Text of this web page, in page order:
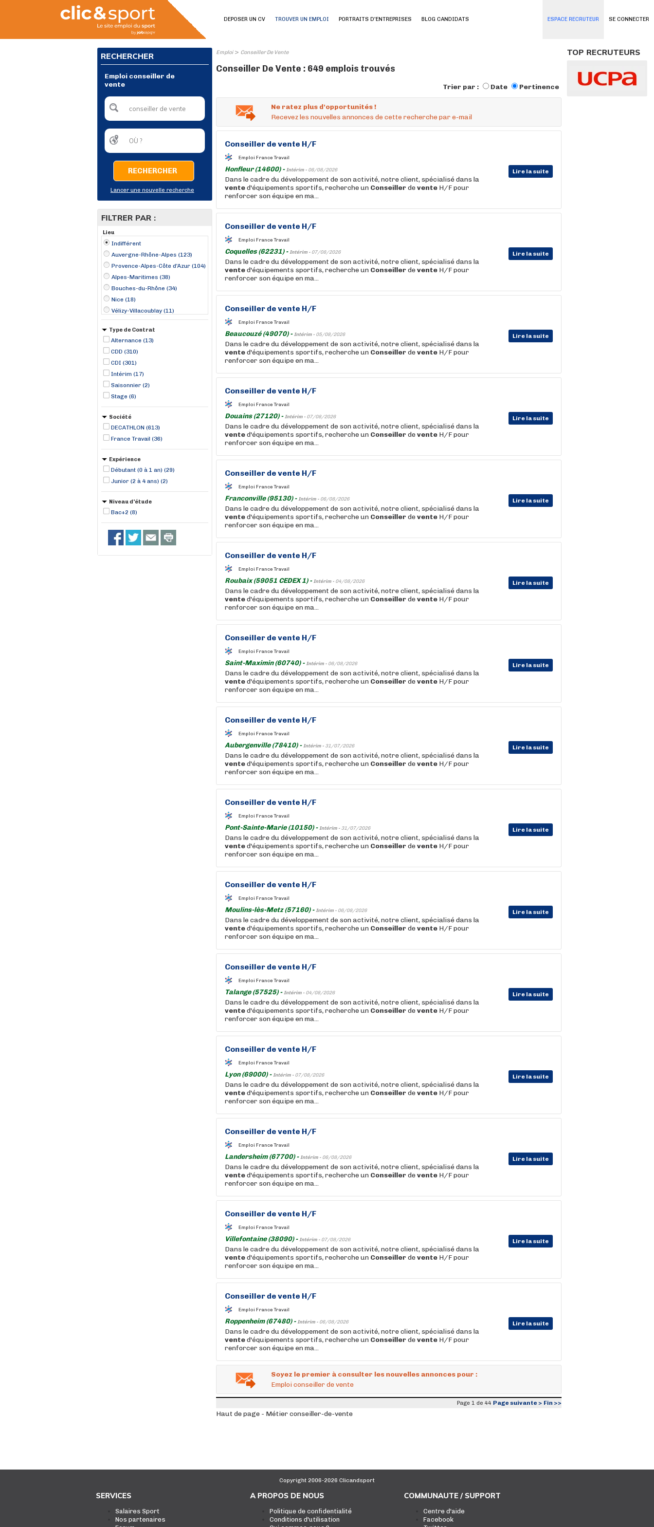
SE CONNECTER
DEPOSER UN CV TROUVER UN EMPLOI PORTRAITS D'ENTREPRISES BLOG CANDIDATS ESPACE RECRUTEUR
RECHERCHER
Emploi conseiller de
vente
RECHERCHER
Lancer une nouvelle recherche
FILTRER PAR :
Lieu
Indifférent
Auvergne-Rhône-Alpes (123)
Provence-Alpes-Côte d'Azur (104)
Alpes-Maritimes (38)
Bouches-du-Rhône (34)
Nice (18)
Vélizy-Villacoublay (11)
Antibes (10)
Montélimar (10)
Mandelieu-La Napoule (9)
Bron (8)
Herblay (8)
Le Pontet (8)
Publier (8)
Puilboreau (8)
Type de Contrat
Alternance (13)
CDD (310)
CDI (301)
Intérim (17)
Saisonnier (2)
Stage (6)
Société
DECATHLON (613)
France Travail (36)
Expérience
Débutant (0 à 1 an) (29)
Junior (2 à 4 ans) (2)
Niveau d'étude
Bac+2 (8)
Emploi> Conseiller De Vente
Conseiller De Vente : 649 emplois trouvés
Trier par : Date Pertinence
Ne ratez plus d'opportunités !
Recevez les nouvelles annonces de cette recherche par e-mail
Conseiller de vente H/F
Emploi France Travail
Honfleur (14600) -Intérim - 06/08/2026 Lire la suite
Dans le cadre du développement de son activité, notre client, spécialisé dans la
vented'équipements sportifs, recherche un Conseiller devente H/F pour
renforcer son équipe en ma...
Conseiller de vente H/F
Emploi France Travail
Coquelles (62231) -Intérim - 07/08/2026 Lire la suite
Dans le cadre du développement de son activité, notre client, spécialisé dans la
vented'équipements sportifs, recherche un Conseiller devente H/F pour
renforcer son équipe en ma...
Conseiller de vente H/F
Emploi France Travail
Beaucouzé (49070) -Intérim - 05/08/2026 Lire la suite
Dans le cadre du développement de son activité, notre client, spécialisé dans la
vented'équipements sportifs, recherche un Conseiller devente H/F pour
renforcer son équipe en ma...
Conseiller de vente H/F
Emploi France Travail
Douains (27120) -Intérim - 07/08/2026 Lire la suite
Dans le cadre du développement de son activité, notre client, spécialisé dans la
vented'équipements sportifs, recherche un Conseiller devente H/F pour
renforcer son équipe en ma...
Conseiller de vente H/F
Emploi France Travail
Franconville (95130) -Intérim - 06/08/2026 Lire la suite
Dans le cadre du développement de son activité, notre client, spécialisé dans la
vented'équipements sportifs, recherche un Conseiller devente H/F pour
renforcer son équipe en ma...
Conseiller de vente H/F
Emploi France Travail
Roubaix (59051 CEDEX 1) -Intérim - 04/08/2026 Lire la suite
Dans le cadre du développement de son activité, notre client, spécialisé dans la
vented'équipements sportifs, recherche un Conseiller devente H/F pour
renforcer son équipe en ma...
Conseiller de vente H/F
Emploi France Travail
Saint-Maximin (60740) -Intérim - 06/08/2026 Lire la suite
Dans le cadre du développement de son activité, notre client, spécialisé dans la
vented'équipements sportifs, recherche un Conseiller devente H/F pour
renforcer son équipe en ma...
Conseiller de vente H/F
Emploi France Travail
Aubergenville (78410) -Intérim - 31/07/2026 Lire la suite
Dans le cadre du développement de son activité, notre client, spécialisé dans la
vented'équipements sportifs, recherche un Conseiller devente H/F pour
renforcer son équipe en ma...
Conseiller de vente H/F
Emploi France Travail
Pont-Sainte-Marie (10150) -Intérim - 31/07/2026 Lire la suite
Dans le cadre du développement de son activité, notre client, spécialisé dans la
vented'équipements sportifs, recherche un Conseiller devente H/F pour
renforcer son équipe en ma...
Conseiller de vente H/F
Emploi France Travail
Moulins-lès-Metz (57160) -Intérim - 06/08/2026 Lire la suite
Dans le cadre du développement de son activité, notre client, spécialisé dans la
vented'équipements sportifs, recherche un Conseiller devente H/F pour
renforcer son équipe en ma...
Conseiller de vente H/F
Emploi France Travail
Talange (57525) -Intérim - 04/08/2026 Lire la suite
Dans le cadre du développement de son activité, notre client, spécialisé dans la
vented'équipements sportifs, recherche un Conseiller devente H/F pour
renforcer son équipe en ma...
Conseiller de vente H/F
Emploi France Travail
Lyon (69000) -Intérim - 07/08/2026 Lire la suite
Dans le cadre du développement de son activité, notre client, spécialisé dans la
vented'équipements sportifs, recherche un Conseiller devente H/F pour
renforcer son équipe en ma...
Conseiller de vente H/F
Emploi France Travail
Landersheim (67700) -Intérim - 06/08/2026 Lire la suite
Dans le cadre du développement de son activité, notre client, spécialisé dans la
vented'équipements sportifs, recherche un Conseiller devente H/F pour
renforcer son équipe en ma...
Conseiller de vente H/F
Emploi France Travail
Villefontaine (38090) -Intérim - 07/08/2026 Lire la suite
Dans le cadre du développement de son activité, notre client, spécialisé dans la
vented'équipements sportifs, recherche un Conseiller devente H/F pour
renforcer son équipe en ma...
Conseiller de vente H/F
Emploi France Travail
Roppenheim (67480) -Intérim - 06/08/2026 Lire la suite
Dans le cadre du développement de son activité, notre client, spécialisé dans la
vented'équipements sportifs, recherche un Conseiller devente H/F pour
renforcer son équipe en ma...
Soyez le premier à consulter les nouvelles annonces pour :
Emploi conseiller de vente
Page 1 de 44 Page suivante > Fin >>
Haut de page - Métier conseiller-de-vente
TOP RECRUTEURS
Copyright 2006-2026 Clicandsport
SERVICES
Salaires Sport
Nos partenaires
A PROPOS DE NOUS
Politique de confidentialité
Conditions d'utilisation
COMMUNAUTE / SUPPORT
Centre d'aide
Facebook